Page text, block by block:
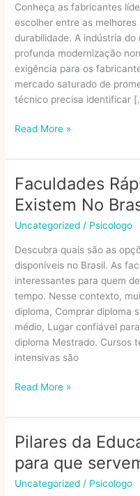
Conheça as fabricantes
escolher entre as
durabilidade. A indústria do
profunda modernização
exigência para os
mercado saturado de
técnico precisa identificar
Quais
Melhores
Marcas
de
Colchões?
Um
Técnico
de
Autoridade
2026
Read More »
Faculdades
Existem No
Uncategorized / Psicologo
Descubra quais são as
disponíveis no Brasil. As
interessantes para quem
tempo. Nesse contexto,
diploma, Comprar diploma
médio, Lugar confiável
diploma Mestrado. Cursos
intensivas são
Faculdades
Quais
Existem
No
Brasil
Read More »
Pilares da
para que
Uncategorized / Psicologo